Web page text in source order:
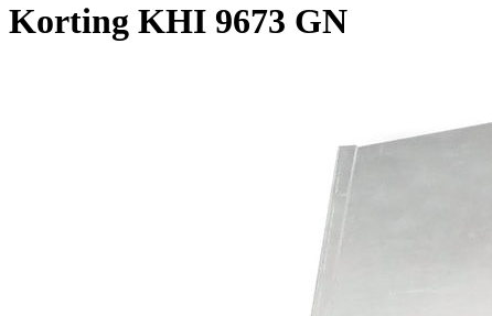
Korting KHI 9673 GN